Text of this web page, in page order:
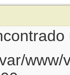
www/